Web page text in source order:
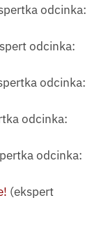
odcinka:
odcinka:
odcinka:
odcinka:
odcinka:
(ekspert